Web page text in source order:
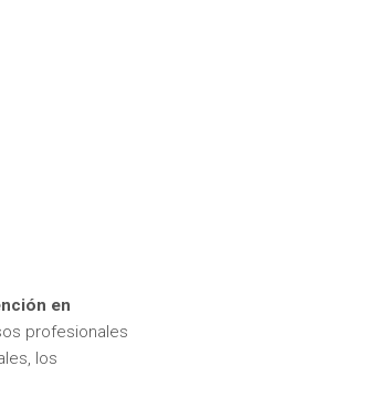
en
profesionales
los